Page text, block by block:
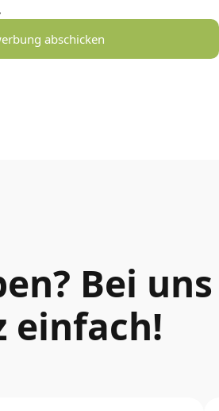
abschicken
Bei uns
einfach!